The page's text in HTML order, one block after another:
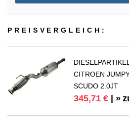
PREIS­VER­GLEICH:
CITROEN
SCUDO 2.0JT
345,71 € | »